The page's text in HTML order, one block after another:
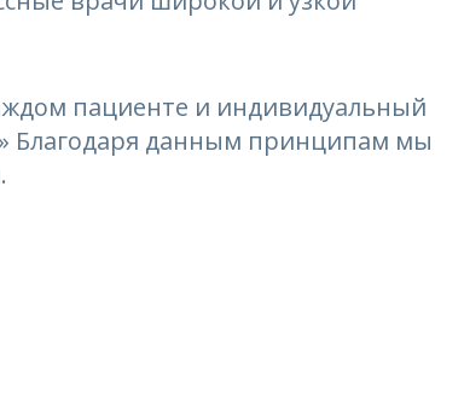
пациенте и индивидуальный
Благодаря данным принципам мы